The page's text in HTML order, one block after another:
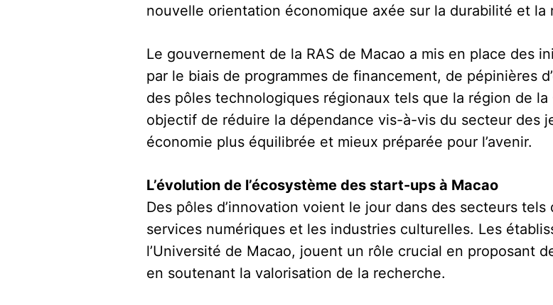
nouvelle orientation économique axée sur la durabilité et la
Le gouvernement de la RAS de Macao a mis en place des
par le biais de programmes de financement, de pépinières
des pôles technologiques régionaux tels que la région de
objectif de réduire la dépendance vis-à-vis du secteur des
économie plus équilibrée et mieux préparée pour l’avenir.
L’évolution de l’écosystème des start-ups à Macao
Des pôles d’innovation voient le jour dans des secteurs
services numériques et les industries culturelles. Les
l’Université de Macao, jouent un rôle crucial en proposant
en soutenant la valorisation de la recherche.